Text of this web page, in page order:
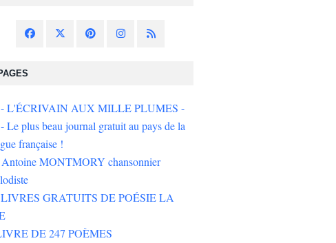
L'ÉCRIVAIN AUX MILLE PLUMES -
Le plus beau journal gratuit au pays de la
française !
MONTMORY chansonnier
LIVRES GRATUITS DE POÉSIE LA
DE 247 POÈMES